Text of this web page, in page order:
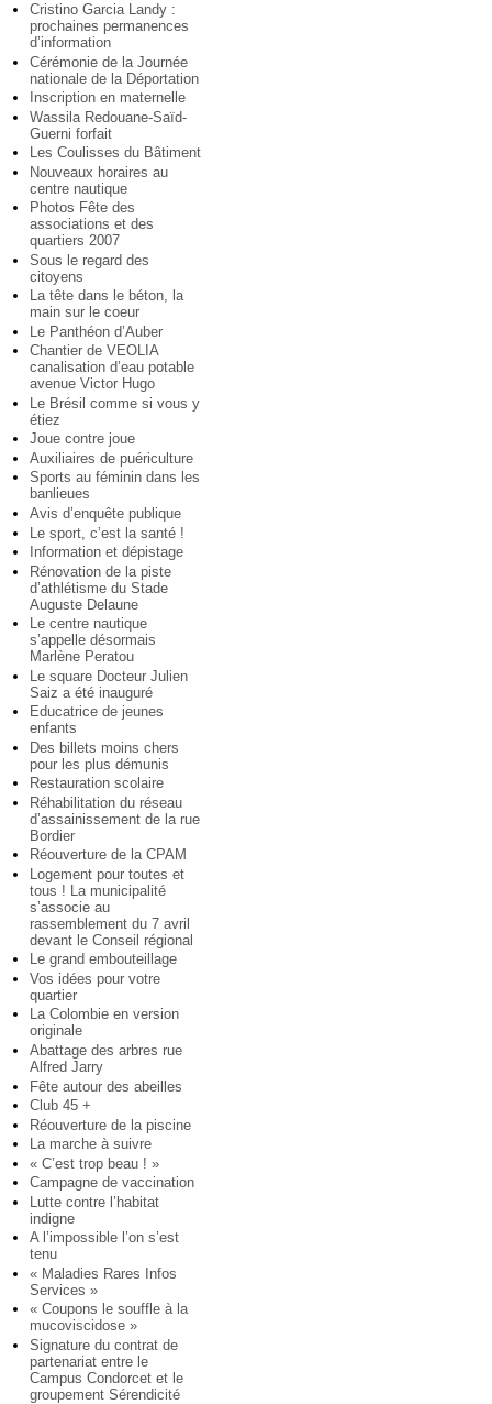
Cristino Garcia Landy :
prochaines permanences
d’information
Cérémonie de la Journée
nationale de la Déportation
Inscription en maternelle
Wassila Redouane-Saïd-
Guerni forfait
Les Coulisses du Bâtiment
Nouveaux horaires au
centre nautique
Photos Fête des
associations et des
quartiers 2007
Sous le regard des
citoyens
La tête dans le béton, la
main sur le coeur
Le Panthéon d’Auber
Chantier de VEOLIA
canalisation d’eau potable
avenue Victor Hugo
Le Brésil comme si vous y
étiez
Joue contre joue
Auxiliaires de puériculture
Sports au féminin dans les
banlieues
Avis d’enquête publique
Le sport, c’est la santé !
Information et dépistage
Rénovation de la piste
d’athlétisme du Stade
Auguste Delaune
Le centre nautique
s’appelle désormais
Marlène Peratou
Le square Docteur Julien
Saiz a été inauguré
Educatrice de jeunes
enfants
Des billets moins chers
pour les plus démunis
Restauration scolaire
Réhabilitation du réseau
d’assainissement de la rue
Bordier
Réouverture de la CPAM
Logement pour toutes et
tous ! La municipalité
s’associe au
rassemblement du 7 avril
devant le Conseil régional
Le grand embouteillage
Vos idées pour votre
quartier
La Colombie en version
originale
Abattage des arbres rue
Alfred Jarry
Fête autour des abeilles
Club 45 +
Réouverture de la piscine
La marche à suivre
« C’est trop beau ! »
Campagne de vaccination
Lutte contre l’habitat
indigne
A l’impossible l’on s’est
tenu
« Maladies Rares Infos
Services »
« Coupons le souffle à la
mucoviscidose »
Signature du contrat de
partenariat entre le
Campus Condorcet et le
groupement Sérendicité